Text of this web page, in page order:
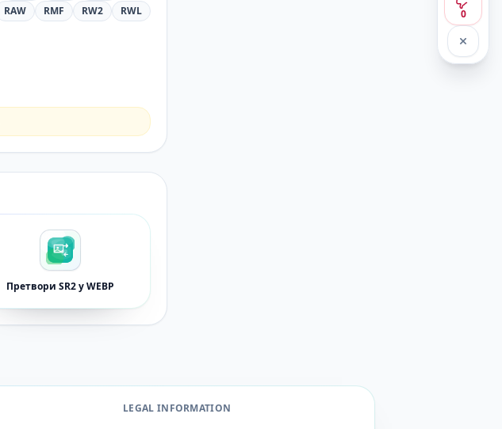
0
RAW RMF RW2
RWL
Претвори SR2 у WEBP
LEGAL INFORMATION